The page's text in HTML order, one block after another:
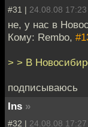
#31 | 24.08.08 17:23
не, у нас в
Кому: Rembo,
> > В
подписываюсь
Ins »
#32 | 24.08.08 17:27